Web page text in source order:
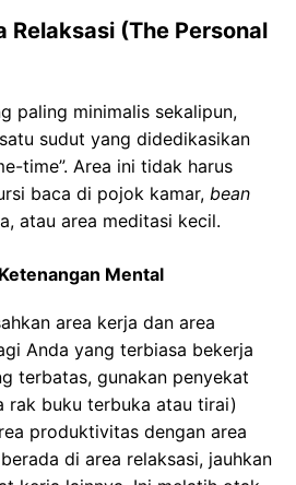
Relaksasi (The Personal
paling minimalis sekalipun,
sudut yang didedikasikan
time”. Area ini tidak harus
baca di pojok kamar, bean
atau area meditasi kecil.
Mental
area kerja dan area
Anda yang terbiasa bekerja
terbatas, gunakan penyekat
rak buku terbuka atau tirai)
produktivitas dengan area
di area relaksasi, jauhkan